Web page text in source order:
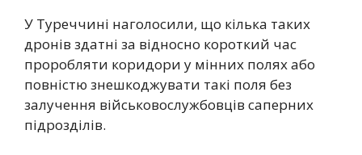
У Туреччині наголосили, що кілька таких
дронів здатні за відносно короткий час
проробляти коридори у мінних полях або
повністю знешкоджувати такі поля без
залучення військовослужбовців саперних
підрозділів.